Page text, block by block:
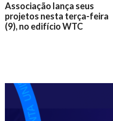
Associação lança seus
projetos nesta terça-feira
(9), no edifício WTC